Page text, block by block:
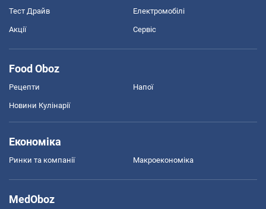
Тест Драйв Електромобілі
Акції Сервіс
Food Oboz
Рецепти Напої
Новини Кулінарії
Економіка
Ринки та компанії Макроекономіка
MedOboz